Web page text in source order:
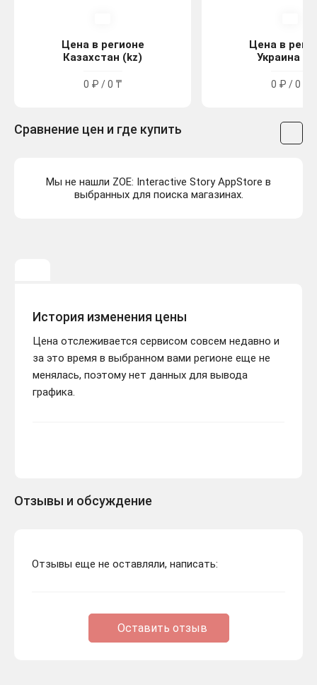
Цена в регионе
Казахстан (kz)
0 ₽ / 0 ₸
Цена в
Украина
0 ₽ / 0 ₴
Сравнение цен и где купить
Мы не нашли ZOE: Interactive Story AppStore в
выбранных для поиска магазинах.
История изменения цены
Цена отслеживается сервисом совсем недавно и
за это время в выбранном вами регионе еще не
менялась, поэтому нет данных для вывода
графика.
Отзывы и обсуждение
Отзывы еще не оставляли, написать:
Оставить отзыв